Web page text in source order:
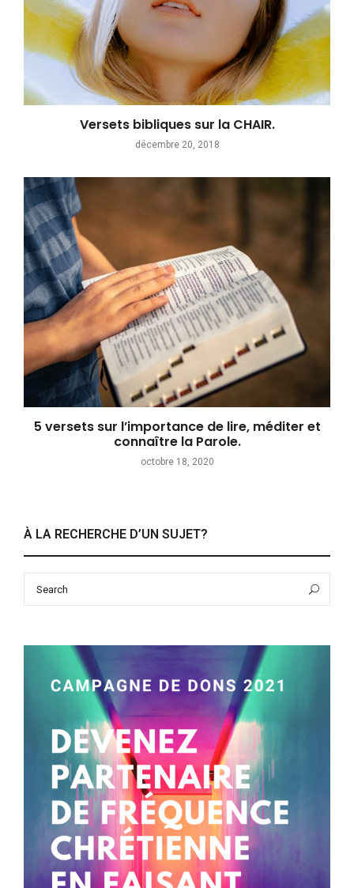
Versets bibliques sur la CHAIR.
décembre 20, 2018
5 versets sur l’importance de lire, méditer et
connaître la Parole.
octobre 18, 2020
À LA RECHERCHE D’UN SUJET?